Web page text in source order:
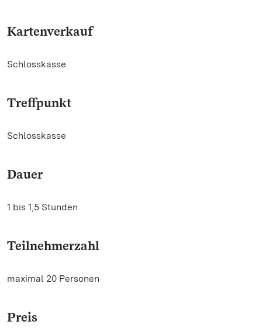
Kartenverkauf
Schlosskasse
Treffpunkt
Schlosskasse
Dauer
1 bis 1,5 Stunden
Teilnehmerzahl
maximal 20 Personen
Preis